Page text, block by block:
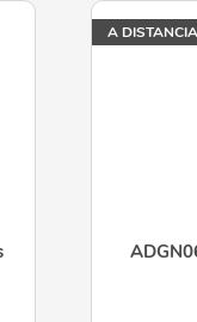
IMPUESTO SOBRE
A DISTANCIA